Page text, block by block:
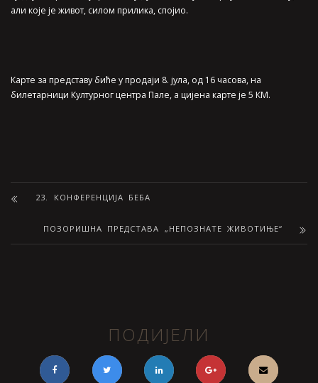
али које је живот, силом прилика, спојио.
Карте за представу биће у продаји 8. јула, од 16 часова, на
билетарници Културног центра Пале, а цијена карте је 5 КМ.
23. КОНФЕРЕНЦИЈА БЕБА
ПОЗОРИШНА ПРЕДСТАВА „НЕПОЗНАТЕ ЖИВОТИЊЕ“
ПОДИЈЕЛИ